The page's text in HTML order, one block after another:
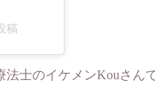
稿
法士のイケメンKouさ